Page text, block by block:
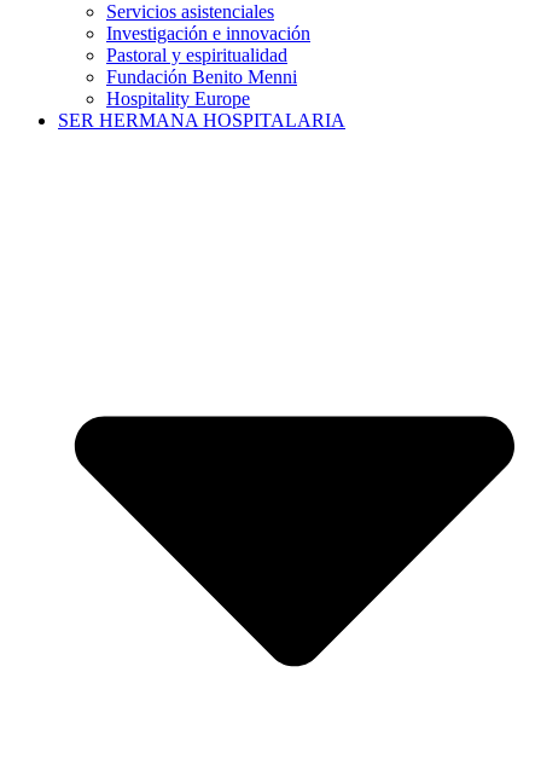
Servicios asistenciales
Investigación e innovación
Pastoral y espiritualidad
Fundación Benito Menni
Hospitality Europe
SER HERMANA HOSPITALARIA